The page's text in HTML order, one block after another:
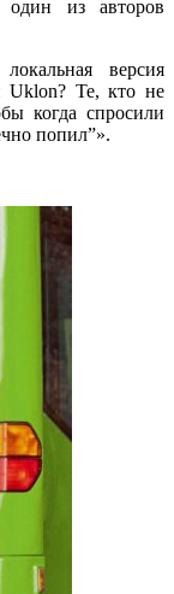
один из авторов
версия
Uklon? Те, кто не
когда спросили
попил”».